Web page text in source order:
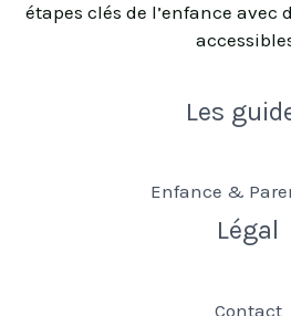
étapes clés de l’enfance avec
Les
Enfance &
Légal
Contact